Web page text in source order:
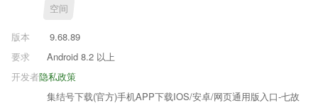
空间
版本
9.68.89
要求
Android 8.2 以上
隐私政策
开发者
集结号下载(官方)手机APP下载IOS/安卓/网页通用版入口-七故